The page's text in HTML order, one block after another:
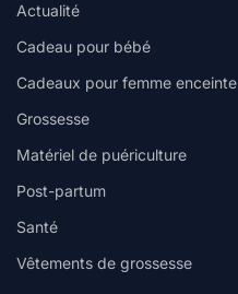
Actualité
Cadeau pour bébé
Cadeaux pour femme enceinte
Grossesse
Matériel de puériculture
Post-partum
Santé
Vêtements de grossesse